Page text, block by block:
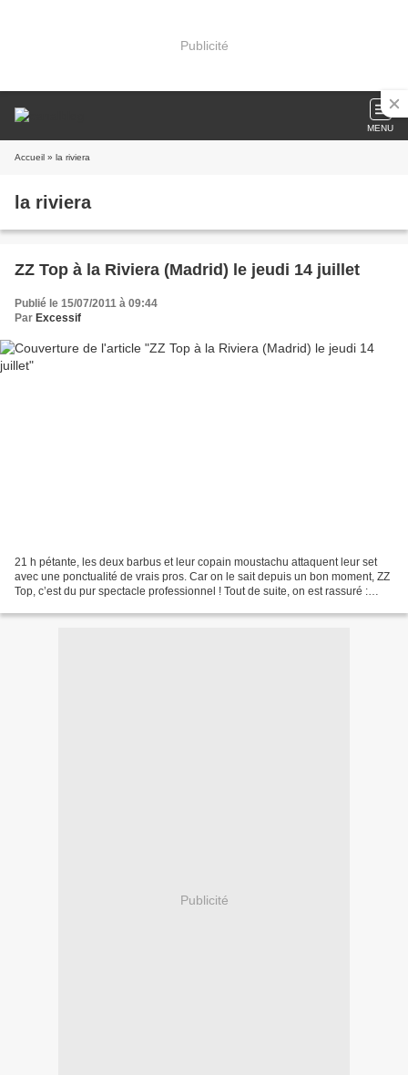
Publicité
MENU
Accueil » la riviera
la riviera
ZZ Top à la Riviera (Madrid) le jeudi 14 juillet
Publié le 15/07/2011 à 09:44
Par Excessif
21 h pétante, les deux barbus et leur copain moustachu attaquent leur set
avec une ponctualité de vrais pros. Car on le sait depuis un bon moment, ZZ
Top, c’est du pur spectacle professionnel ! Tout de suite, on est rassuré :
Publicité